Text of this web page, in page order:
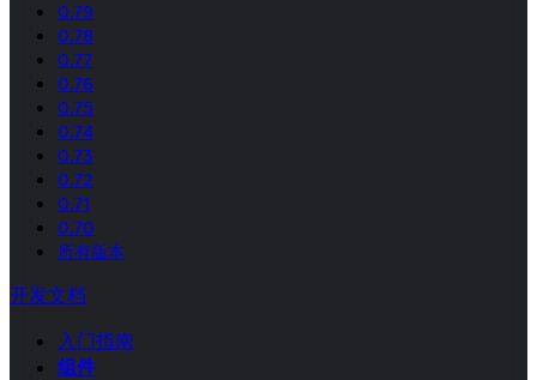
0.79
0.78
0.77
0.76
0.75
0.74
0.73
0.72
0.71
0.70
所有版本
开发文档
入门指南
组件